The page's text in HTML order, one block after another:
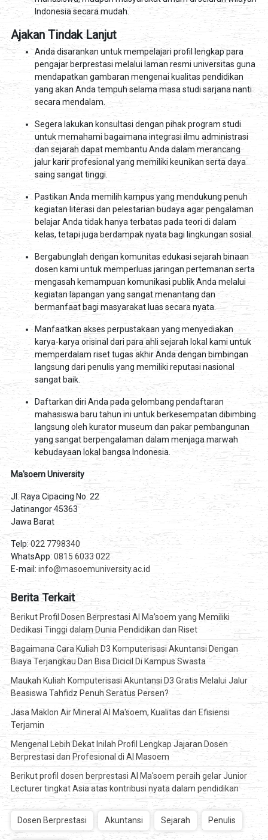
Indonesia secara mudah.
Ajakan Tindak Lanjut
Anda disarankan untuk mempelajari profil lengkap para
pengajar berprestasi melalui laman resmi universitas guna
mendapatkan gambaran mengenai kualitas pendidikan
yang akan Anda tempuh selama masa studi sarjana nanti
secara mendalam.
Segera lakukan konsultasi dengan pihak program studi
untuk memahami bagaimana integrasi ilmu administrasi
dan sejarah dapat membantu Anda dalam merancang
jalur karir profesional yang memiliki keunikan serta daya
saing sangat tinggi.
Pastikan Anda memilih kampus yang mendukung penuh
kegiatan literasi dan pelestarian budaya agar pengalaman
belajar Anda tidak hanya terbatas pada teori di dalam
kelas, tetapi juga berdampak nyata bagi lingkungan sosial.
Bergabunglah dengan komunitas edukasi sejarah binaan
dosen kami untuk memperluas jaringan pertemanan serta
mengasah kemampuan komunikasi publik Anda melalui
kegiatan lapangan yang sangat menantang dan
bermanfaat bagi masyarakat luas secara nyata.
Manfaatkan akses perpustakaan yang menyediakan
karya-karya orisinal dari para ahli sejarah lokal kami untuk
memperdalam riset tugas akhir Anda dengan bimbingan
langsung dari penulis yang memiliki reputasi nasional
sangat baik.
Daftarkan diri Anda pada gelombang pendaftaran
mahasiswa baru tahun ini untuk berkesempatan dibimbing
langsung oleh kurator museum dan pakar pembangunan
yang sangat berpengalaman dalam menjaga marwah
kebudayaan lokal bangsa Indonesia.
Ma'soem University
Jl. Raya Cipacing No. 22
Jatinangor 45363
Jawa Barat
Telp: 022 7798340
WhatsApp: 0815 6033 022
E-mail: info@masoemuniversity.ac.id
Berita Terkait
Berikut Profil Dosen Berprestasi Al Ma'soem yang Memiliki
Dedikasi Tinggi dalam Dunia Pendidikan dan Riset
Bagaimana Cara Kuliah D3 Komputerisasi Akuntansi Dengan
Biaya Terjangkau Dan Bisa Dicicil Di Kampus Swasta
Maukah Kuliah Komputerisasi Akuntansi D3 Gratis Melalui Jalur
Beasiswa Tahfidz Penuh Seratus Persen?
Jasa Maklon Air Mineral Al Ma'soem, Kualitas dan Efisiensi
Terjamin
Mengenal Lebih Dekat Inilah Profil Lengkap Jajaran Dosen
Berprestasi dan Profesional di Al Masoem
Berikut profil dosen berprestasi Al Ma'soem peraih gelar Junior
Lecturer tingkat Asia atas kontribusi nyata dalam pendidikan
Dosen Berprestasi Akuntansi Sejarah Penulis